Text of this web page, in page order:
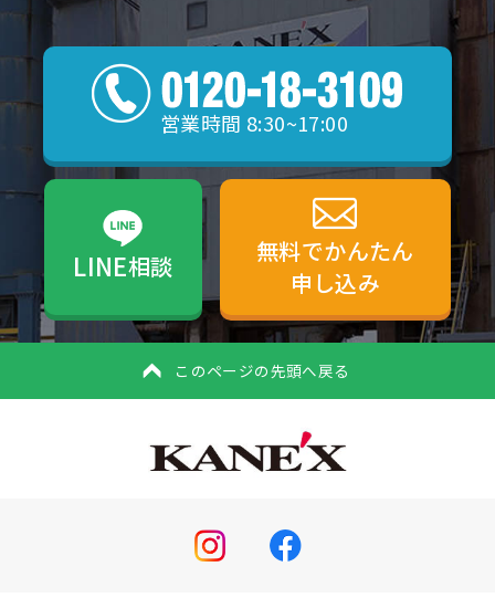
営業時間 8:30~17:00
LINE相談
無料でかんたん
申し込み
このページの先頭へ戻る